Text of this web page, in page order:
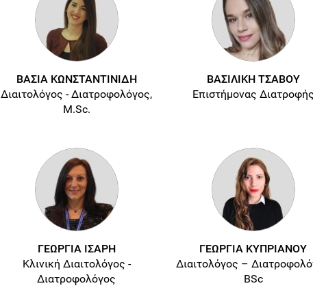
ΒΑΣΙΑ ΚΩΝΣΤΑΝΤΙΝΙΔΗ
Διαιτολόγος - Διατροφολόγος,
M.Sc.
ΒΑΣΙΛΙΚΗ ΤΣΑΒΟΥ
Επιστήμονας Διατροφής
ΓΕΩΡΓΙΑ ΙΣΑΡΗ
Κλινική Διαιτολόγος -
Διατροφολόγος
ΓΕΩΡΓΙΑ ΚΥΠΡΙΑΝΟΥ
Διαιτολόγος –
BSc